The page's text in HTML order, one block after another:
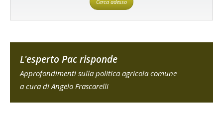
Cerca adesso
L'esperto Pac risponde
Approfondimenti sulla politica agricola comune
a cura di Angelo Frascarelli